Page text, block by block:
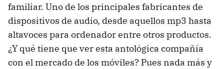
familiar. Uno de los principales fabricantes de
dispositivos de audio, desde aquellos mp3 hasta
altavoces para ordenador entre otros productos.
¿Y qué tiene que ver esta antológica compañía
con el mercado de los móviles? Pues nada más y